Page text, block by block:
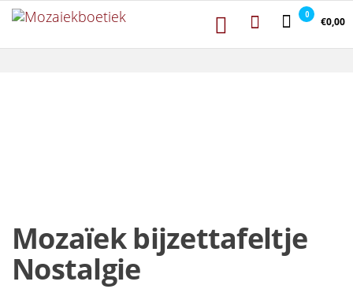
Ga naar de inhoud Mozaiekboetiek0
€0,00
Mozaïek bijzettafeltje
Nostalgie